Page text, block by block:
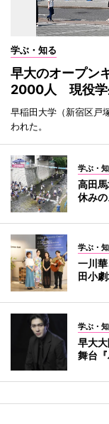
学ぶ・知る
早大のオープン
2000人 現役学
早稲田大学（新宿区戸
われた。
学ぶ・
高田
休み
学ぶ・
一川
田小
学ぶ・
早大
舞台『